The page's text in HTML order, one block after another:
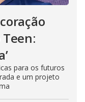
para os futuros
e um projeto